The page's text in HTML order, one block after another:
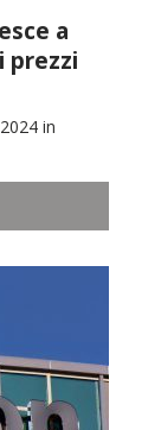
a
prezzi
in